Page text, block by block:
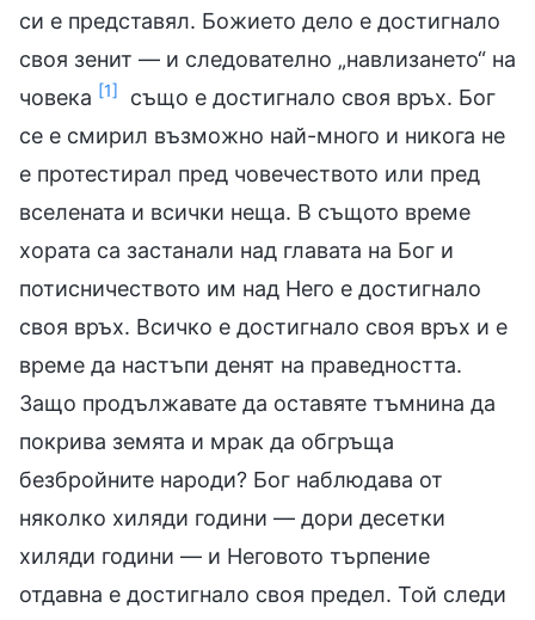
си е представял. Божието дело е достигнало
своя зенит — и следователно „навлизането“ на
човека [1]
също е достигнало своя връх. Бог
се е смирил възможно най-много и никога не
е протестирал пред човечеството или пред
вселената и всички неща. В същото време
хората са застанали над главата на Бог и
потисничеството им над Него е достигнало
своя връх. Всичко е достигнало своя връх и е
време да настъпи денят на праведността.
Защо продължавате да оставяте тъмнина да
покрива земята и мрак да обгръща
безбройните народи? Бог наблюдава от
няколко хиляди години — дори десетки
хиляди години — и Неговото търпение
отдавна е достигнало своя предел. Той следи